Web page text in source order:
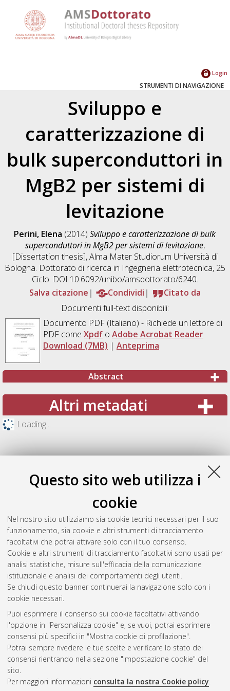
Questo sito web utilizza i
cookie
Nel nostro sito utilizziamo sia cookie tecnici necessari per il suo
funzionamento, sia cookie e altri strumenti di tracciamento
facoltativi che potrai attivare solo con il tuo consenso.
Cookie e altri strumenti di tracciamento facoltativi sono usati per
analisi statistiche, misure sull'efficacia della comunicazione
istituzionale e analisi dei comportamenti degli utenti.
Se chiudi questo banner continuerai la navigazione solo con i
cookie necessari.
Puoi esprimere il consenso sui cookie facoltativi attivando
l'opzione in "Personalizza cookie" e, se vuoi, potrai esprimere
consensi più specifici in "Mostra cookie di profilazione".
Potrai sempre rivedere le tue scelte e verificare lo stato dei
consensi rientrando nella sezione "Impostazione cookie" del
sito.
Per maggiori informazioni consulta la nostra Cookie policy.
Login
STRUMENTI DI NAVIGAZIONE
Sviluppo e
caratterizzazione di
bulk superconduttori in
MgB2 per sistemi di
levitazione
Perini, Elena (2014)Sviluppo e caratterizzazione di bulk
superconduttori in MgB2 per sistemi di levitazione,
[Dissertation thesis], Alma Mater Studiorum Università di
Bologna. Dottorato di ricerca in Ingegneria elettrotecnica, 25
Ciclo. DOI 10.6092/unibo/amsdottorato/6240.
Salva citazione
Condividi
Citato da
Documenti full-text disponibili:
Documento PDF(Italiano) - Richiede un lettore di
PDF come Xpdfo Adobe Acrobat Reader
Download (7MB) | Anteprima
Abstract
Altri metadati
Loading...
Gestione del documento:
Atom
Rss 1.0
Rss 2.0
ISSN: 2038-7946